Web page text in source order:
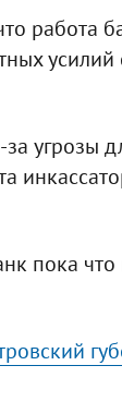
работа
усилий
угрозы
пока что